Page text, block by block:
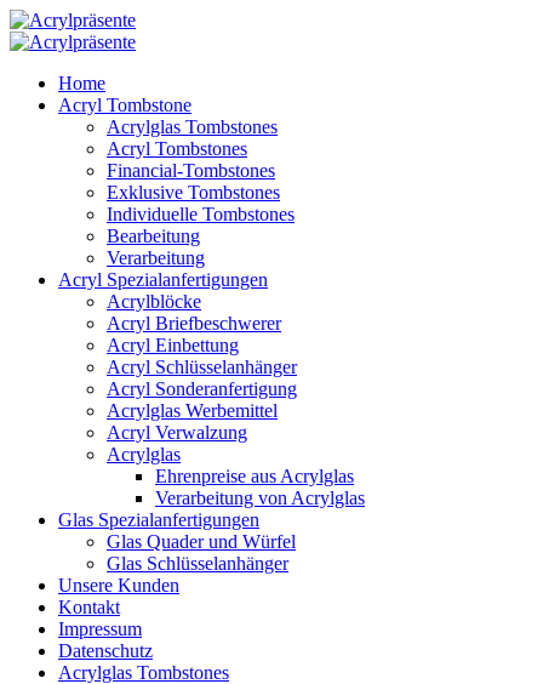
Home
Acryl Tombstone
Acrylglas Tombstones
Acryl Tombstones
Financial-Tombstones
Exklusive Tombstones
Individuelle Tombstones
Bearbeitung
Verarbeitung
Acryl Spezialanfertigungen
Acrylblöcke
Acryl Briefbeschwerer
Acryl Einbettung
Acryl Schlüsselanhänger
Acryl Sonderanfertigung
Acrylglas Werbemittel
Acryl Verwalzung
Acrylglas
Ehrenpreise aus Acrylglas
Verarbeitung von Acrylglas
Glas Spezialanfertigungen
Glas Quader und Würfel
Glas Schlüsselanhänger
Unsere Kunden
Kontakt
Impressum
Datenschutz
Acrylglas Tombstones